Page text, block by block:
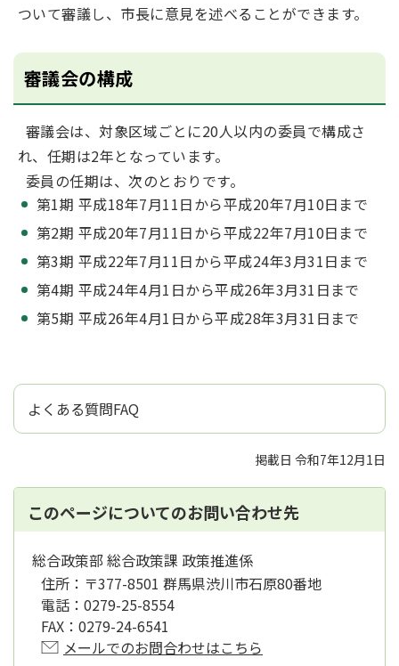
ついて審議し、市長に意見を述べることができます。
審議会の構成
審議会は、対象区域ごとに20人以内の委員で構成さ
れ、任期は2年となっています。
委員の任期は、次のとおりです。
第1期 平成18年7月11日から平成20年7月10日まで
第2期 平成20年7月11日から平成22年7月10日まで
第3期 平成22年7月11日から平成24年3月31日まで
第4期 平成24年4月1日から平成26年3月31日まで
第5期 平成26年4月1日から平成28年3月31日まで
よくある質問FAQ
掲載日 令和7年12月1日
このページについてのお問い合わせ先
総合政策部 総合政策課 政策推進係
住所： 〒377-8501 群馬県渋川市石原80番地
電話： 0279-25-8554
FAX： 0279-24-6541
メールでのお問合わせはこちら